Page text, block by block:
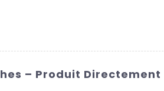
– Produit